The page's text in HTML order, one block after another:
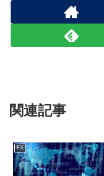
関連記事
FX